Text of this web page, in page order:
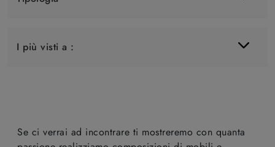
I più visti a :
Se ci verrai ad incontrare ti mostreremo con quanta